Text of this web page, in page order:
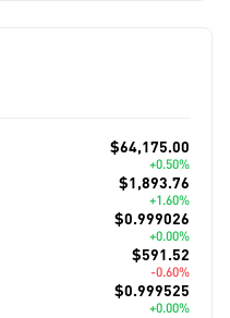
$64,175.00
+0.50%
$1,893.76
+1.60%
$0.999026
+0.00%
$591.52
-0.60%
$0.999525
+0.00%